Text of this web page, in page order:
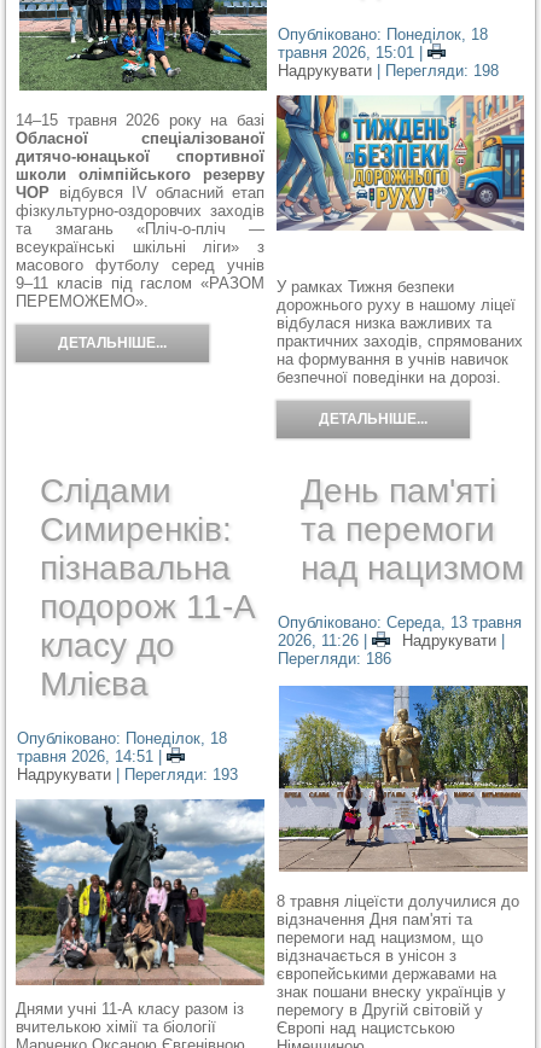
14–15 травня 2026 року на базі
Обласної спеціалізованої
дитячо-юнацької спортивної
школи олімпійського резерву
ЧОР відбувся IV обласний етап
фізкультурно-оздоровчих заходів
та змагань «Пліч-о-пліч —
всеукраїнські шкільні ліги» з
масового футболу серед учнів
9–11 класів під гаслом «РАЗОМ
ПЕРЕМОЖЕМО».
ДЕТАЛЬНІШЕ...
Опубліковано: Понеділок, 18
травня 2026, 15:01 |
Надрукувати | Перегляди: 198
У рамках Тижня безпеки
дорожнього руху в нашому ліцеї
відбулася низка важливих та
практичних заходів, спрямованих
на формування в учнів навичок
безпечної поведінки на дорозі.
ДЕТАЛЬНІШЕ...
Слідами
Симиренків:
пізнавальна
подорож 11-А
класу до
Млієва
Опубліковано: Понеділок, 18
травня 2026, 14:51 |
Надрукувати | Перегляди: 193
Днями учні 11-А класу разом із
вчителькою хімії та біології
День пам'яті
та перемоги
над нацизмом
Опубліковано: Середа, 13 травня
2026, 11:26| Надрукувати |
Перегляди: 186
8 травня ліцеїсти долучилися до
відзначення Дня пам'яті та
перемоги над нацизмом, що
відзначається в унісон з
європейськими державами на
знак пошани внеску українців у
перемогу в Другій світовій у
Європі над нацистською